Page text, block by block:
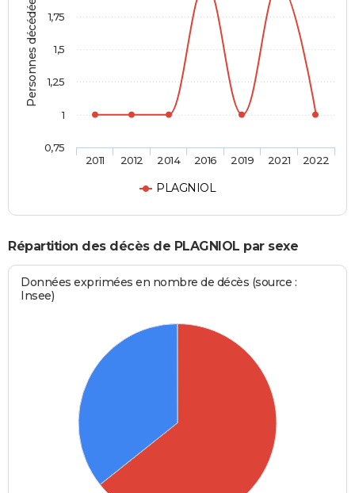
Personnes décédées
PLAGNIOL
2011 2012 2014 2016 2019 2021 2022
0,75
1
1,25
1,5
1,75
Répartition des décès de PLAGNIOL par sexe
Données exprimées en nombre de décès (source :
Insee)